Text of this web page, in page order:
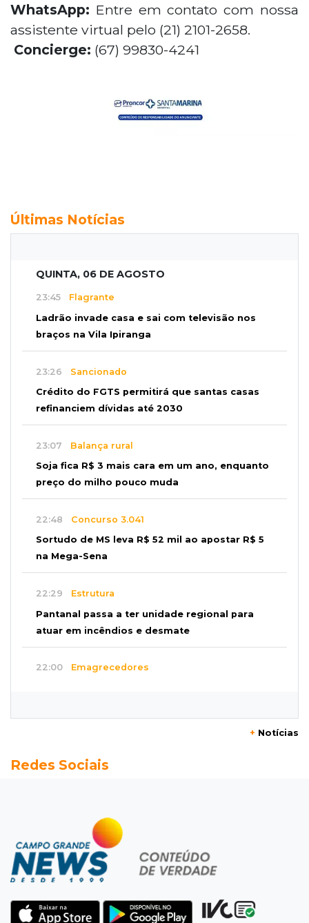
WhatsApp: Entre em contato com nossa
assistente virtual pelo (21) 2101-2658.
Concierge: (67) 99830-4241
Últimas Notícias
QUINTA, 06 DE AGOSTO
23:45 Flagrante
Ladrão invade casa e sai com televisão nos
braços na Vila Ipiranga
23:26 Sancionado
Crédito do FGTS permitirá que santas casas
refinanciem dívidas até 2030
23:07 Balança rural
Soja fica R$ 3 mais cara em um ano, enquanto
preço do milho pouco muda
22:48 Concurso 3.041
Sortudo de MS leva R$ 52 mil ao apostar R$ 5
na Mega-Sena
22:29 Estrutura
Pantanal passa a ter unidade regional para
atuar em incêndios e desmate
22:00 Emagrecedores
Granizo danifica telhados e plantações
Agregado
Inter perde para o Corinthians mas avança às
quartas da Copa do Brasil
Vitória goleia Athletico-PR por 4 a 0 e avança
+ Notícias
Redes Sociais